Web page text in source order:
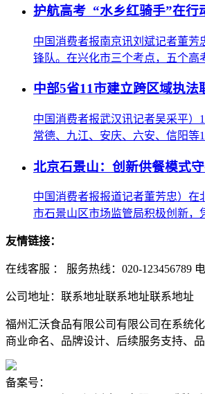
护航高考 “水乡红骑手”在行
中国消费者报南京讯刘斌记者董
锋队。在兴化市三个考点，五个高
中部5省11市建立跨区域执法
中国消费者报武汉讯记者吴采平）
常德、九江、安庆、六安、信阳等
北京石景山：创新供餐模式
中国消费者报报道记者董芳忠）
市石景山区市场监管局积极创新，
友情链接：
在线客服 ： 服务热线：020-123456789
公司地址：联系地址联系地址联系地址
福州汇沃食品有限公司有限公司在系统
商业命名、品牌设计、后续服务支持、
备案号：